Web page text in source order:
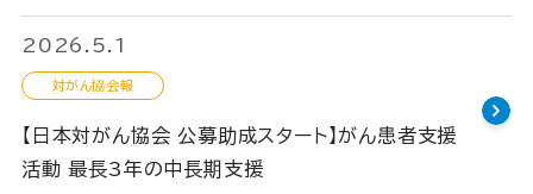
2026.5.1
対がん協会報
【日本対がん協会 公募助成スタート】がん患者支援
活動 最長3年の中長期支援